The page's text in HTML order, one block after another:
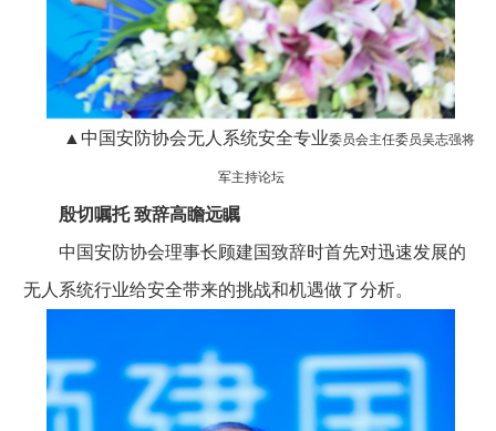
▲中国安防协会无人系统安全专业委员会主任委员吴志强将
军主持论坛
殷切嘱托 致辞高瞻远瞩
中国安防协会理事长顾建国致辞时首先对迅速发展的
无人系统行业给安全带来的挑战和机遇做了分析。